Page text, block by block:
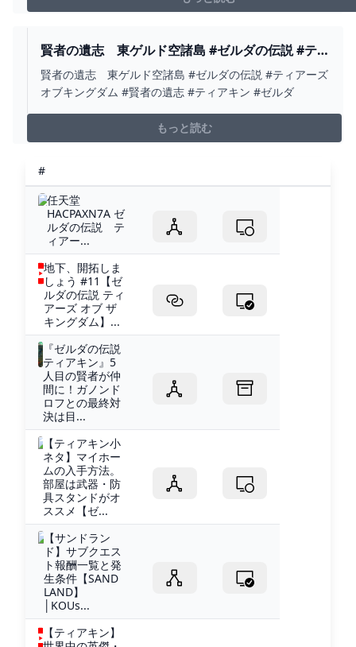
賢者の遺志 東ゲルド空諸島 #ゼルダの伝説 #テ
ィアーズオブキングダム #賢者の遺志 #ティアキ
ン #ゼルダ - YOUTUBE
賢者の遺志 東ゲルド空諸島 #ゼルダの伝説 #ティアーズ
オブキングダム #賢者の遺志 #ティアキン #ゼルダ
もっと読む
#
任天堂
HACPAXN7A ゼ
ルダの伝説 テ
ィアー...
地下、開拓しま
しょう #11【ゼ
ルダの伝説 ティ
アーズ オブ ザ
キングダム】...
『ゼルダの伝説
ティアキン』5
人目の賢者が仲
間に！ガノンド
ロフとの最終対
決は目...
【ティアキン小
ネタ】マイホー
ムの入手方法。
部屋は武器・防
具スタンドがオ
ススメ【ゼ...
【サンドラン
ド】サブクエス
ト報酬一覧と発
生条件【SAND
LAND】
│KOUs...
【ティアキン】